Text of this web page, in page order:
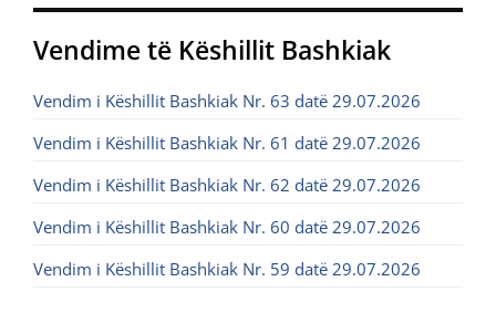
Vendime të Këshillit Bashkiak
Vendim i Këshillit Bashkiak Nr. 63 datë 29.07.2026
Vendim i Këshillit Bashkiak Nr. 61 datë 29.07.2026
Vendim i Këshillit Bashkiak Nr. 62 datë 29.07.2026
Vendim i Këshillit Bashkiak Nr. 60 datë 29.07.2026
Vendim i Këshillit Bashkiak Nr. 59 datë 29.07.2026